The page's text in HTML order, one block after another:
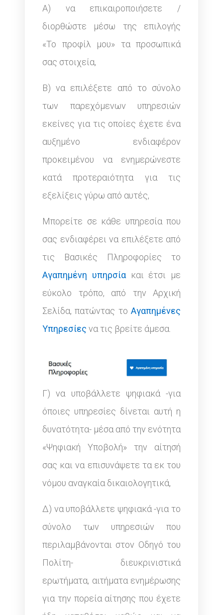
Α) να επικαιροποιήσετε /
διορθώστε μέσω της επιλογής
«Το προφίλ μου» τα προσωπικά
σας στοιχεία,
Β) να επιλέξετε από το σύνολο
των παρεχόμενων υπηρεσιών
εκείνες για τις οποίες έχετε ένα
αυξημένο ενδιαφέρον
προκειμένου να ενημερώνεστε
κατά προτεραιότητα για τις
εξελίξεις γύρω από αυτές,
Μπορείτε σε κάθε υπηρεσία που
σας ενδιαφέρει να επιλέξετε από
τις Βασικές Πληροφορίες το
Αγαπημένη υπηρσίακαι έτσι με
εύκολο τρόπο, από την Αρχική
Σελίδα, πατώντας το Αγαπημένες
Υπηρεσίες να τις βρείτε άμεσα.
Γ) να υποβάλλετε ψηφιακά -για
όποιες υπηρεσίες δίνεται αυτή η
δυνατότητα- μέσα από την ενότητα
«Ψηφιακή Υποβολή» την αίτησή
σας και να επισυνάψετε τα εκ του
νόμου αναγκαία δικαιολογητικά,
Δ) να υποβάλλετε ψηφιακά -για το
σύνολο των υπηρεσιών που
περιλαμβάνονται στον Οδηγό του
Πολίτη- διευκρινιστικά
ερωτήματα, αιτήματα ενημέρωσης
για την πορεία αίτησης που έχετε